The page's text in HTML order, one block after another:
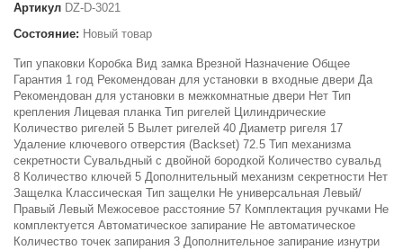
Артикул DZ-D-3021
Состояние: Новый товар
Тип упаковки Коробка Вид замка Врезной Назначение Общее
Гарантия 1 год Рекомендован для установки в входные двери Да
Рекомендован для установки в межкомнатные двери Нет Тип
крепления Лицевая планка Тип ригелей Цилиндрические
Количество ригелей 5 Вылет ригелей 40 Диаметр ригеля 17
Удаление ключевого отверстия (Backset) 72.5 Тип механизма
секретности Сувальдный с двойной бородкой Количество сувальд
8 Количество ключей 5 Дополнительный механизм секретности Нет
Защелка Классическая Тип защелки Не универсальная Левый/
Правый Левый Межосевое расстояние 57 Комплектация ручками Не
комплектуется Автоматическое запирание Не автоматическое
Количество точек запирания 3 Дополнительное запирание изнутри